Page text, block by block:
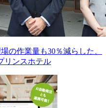
の作業量も30％減らした、
リンスホテル